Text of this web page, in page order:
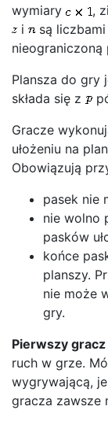
wymiary
,
i
są
Plansza do gry
składa się z
Gracze
ułożeniu na
Obowiązują
pasek nie
nie wolno
pasków
końce
planszy.
nie może
gry.
Pierwszy gracz
ruch w grze.
wygrywającą,
gracza zawsze